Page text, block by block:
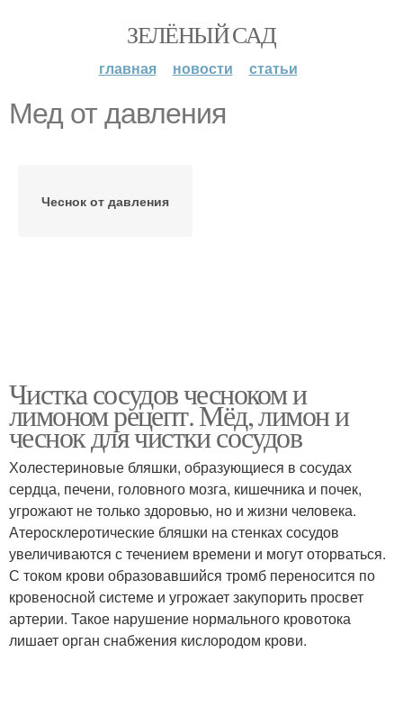
ЗЕЛЁНЫЙ САД
главная новости статьи
Мед от давления
Чеснок от давления
Чистка сосудов чесноком и
лимоном рецепт. Мёд, лимон и
чеснок для чистки сосудов
Холестериновые бляшки, образующиеся в сосудах
сердца, печени, головного мозга, кишечника и почек,
угрожают не только здоровью, но и жизни человека.
Атеросклеротические бляшки на стенках сосудов
увеличиваются с течением времени и могут оторваться.
С током крови образовавшийся тромб переносится по
кровеносной системе и угрожает закупорить просвет
артерии. Такое нарушение нормального кровотока
лишает орган снабжения кислородом крови.